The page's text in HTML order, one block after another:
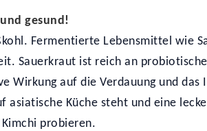
gesund!
Fermentierte Lebensmittel wie
Sauerkraut ist reich an
Wirkung auf die Verdauung und
asiatische Küche steht und eine
probieren.